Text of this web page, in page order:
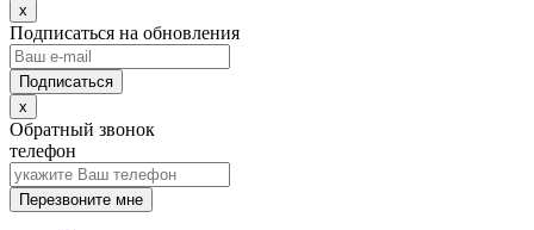
x
Подписаться на обновления
x
Обратный звонок
телефон
Перезвоните мне